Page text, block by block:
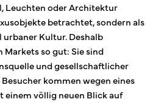
Leuchten oder Architektur
betrachtet, sondern als
Kultur. Deshalb
so gut: Sie sind
und gesellschaftlicher
kommen wegen eines
einem völlig neuen Blick auf